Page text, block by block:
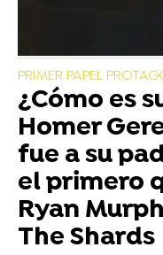
PRIMER PAPEL
¿Cómo es
Homer
fue a su
el primero
Ryan
The Shards